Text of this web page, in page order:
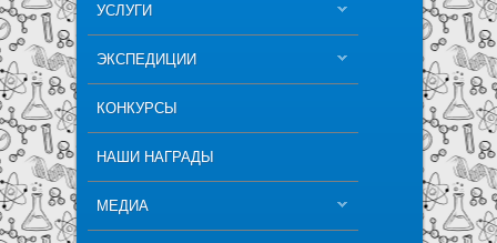
УСЛУГИ
ЭКСПЕДИЦИИ
КОНКУРСЫ
НАШИ НАГРАДЫ
МЕДИА